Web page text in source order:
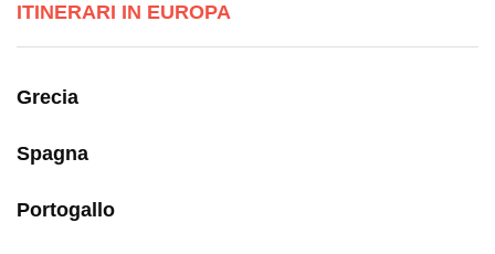
ITINERARI IN EUROPA
Grecia
Spagna
Portogallo